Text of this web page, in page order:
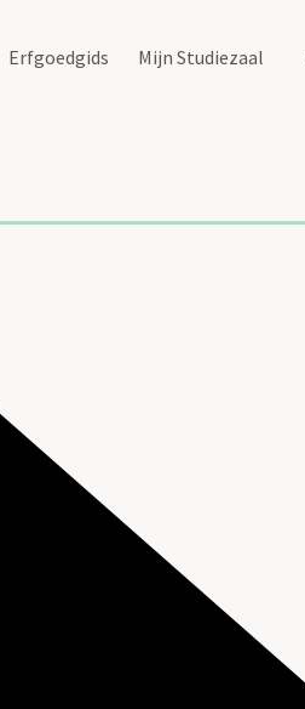
Erfgoedgids Mijn Studiezaal